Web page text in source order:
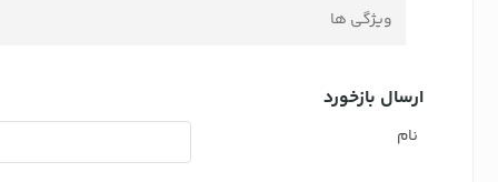
ویژگی ها
ارسال بازخورد
نام